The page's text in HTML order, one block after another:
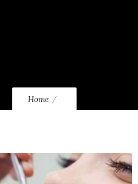
Home